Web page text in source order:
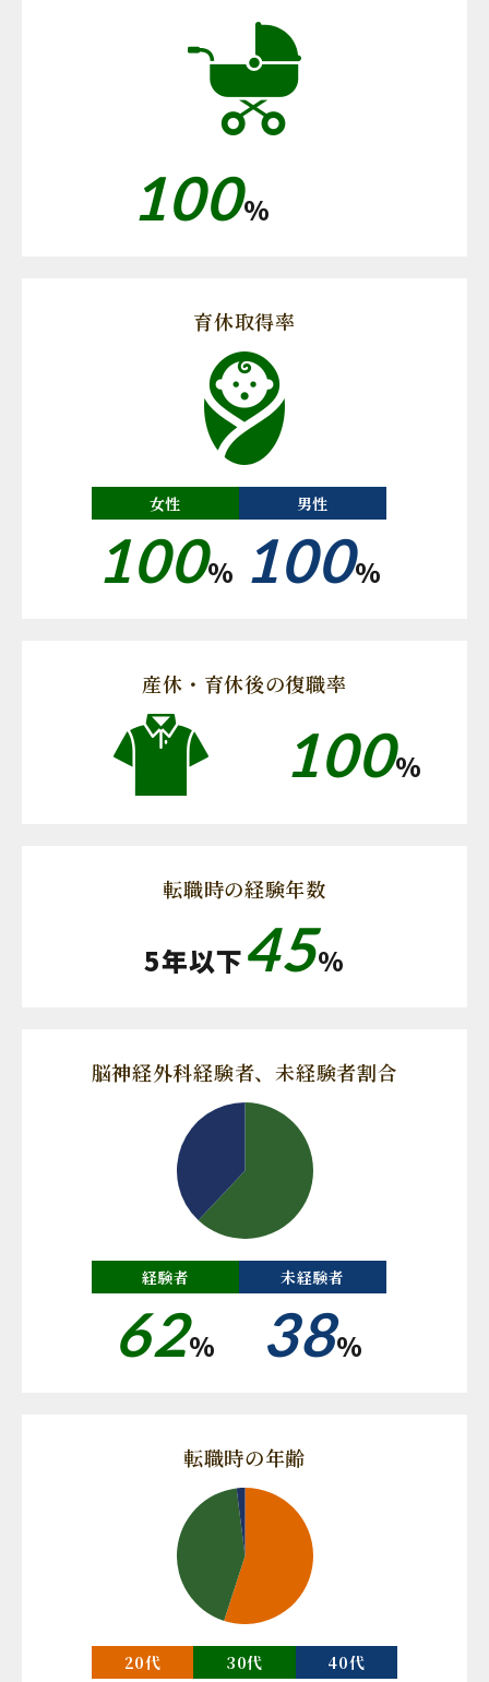
100%
育休取得率
女性
100%
男性
100%
産休・育休後の復職率
100%
転職時の経験年数
5年以下45%
脳神経外科経験者、未経験者割合
経験者
62%
未経験者
38%
転職時の年齢
20代 30代 40代